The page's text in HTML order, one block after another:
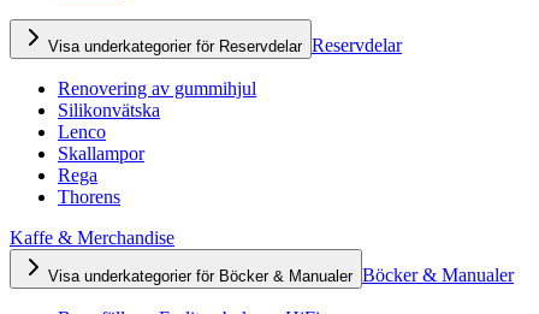
Visa underkategorier för Reservdelar Reservdelar
Renovering av gummihjul
Silikonvätska
Lenco
Skallampor
Rega
Thorens
Kaffe & Merchandise
Visa underkategorier för Böcker & Manualer Böcker & Manualer